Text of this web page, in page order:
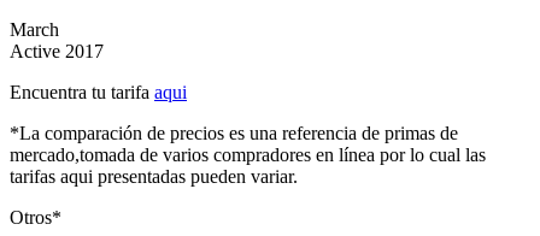
March
Active 2017
Encuentra tu tarifa aqui
*La comparación de precios es una referencia de primas de
mercado,tomada de varios compradores en línea por lo cual las
tarifas aqui presentadas pueden variar.
Otros*